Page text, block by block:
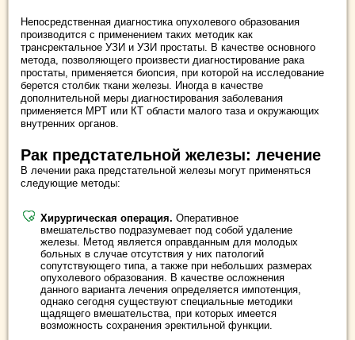
Непосредственная диагностика опухолевого образования
производится с применением таких методик как
трансректальное УЗИ и УЗИ простаты. В качестве основного
метода, позволяющего произвести диагностирование рака
простаты, применяется биопсия, при которой на исследование
берется столбик ткани железы. Иногда в качестве
дополнительной меры диагностирования заболевания
применяется МРТ или КТ области малого таза и окружающих
внутренних органов.
Рак предстательной железы: лечение
В лечении рака предстательной железы могут применяться
следующие методы:
Хирургическая операция. Оперативное
вмешательство подразумевает под собой удаление
железы. Метод является оправданным для молодых
больных в случае отсутствия у них патологий
сопутствующего типа, а также при небольших размерах
опухолевого образования. В качестве осложнения
данного варианта лечения определяется импотенция,
однако сегодня существуют специальные методики
щадящего вмешательства, при которых имеется
возможность сохранения эректильной функции.